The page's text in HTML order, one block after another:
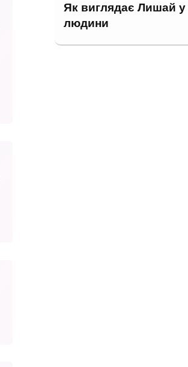
Як виглядає Лишай у
людини